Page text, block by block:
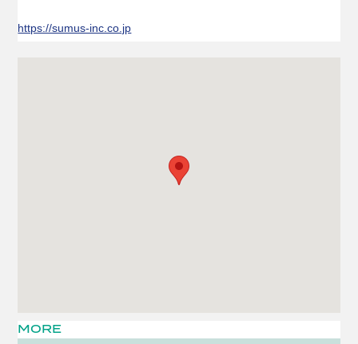
https://sumus-inc.co.jp
MORE